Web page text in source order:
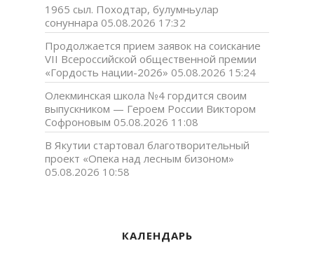
1965 сыл. Походтар, булумньулар
сонуннара 05.08.2026 17:32
Продолжается прием заявок на соискание
VII Всероссийской общественной премии
«Гордость нации-2026» 05.08.2026 15:24
Олекминская школа №4 гордится своим
выпускником — Героем России Виктором
Софроновым 05.08.2026 11:08
В Якутии стартовал благотворительный
проект «Опека над лесным бизоном»
05.08.2026 10:58
КАЛЕНДАРЬ